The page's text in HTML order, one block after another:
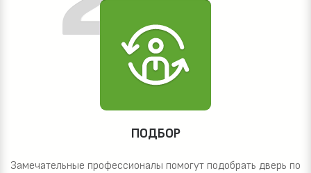
ПОДБОР
Замечательные профессионалы помогут подобрать дверь по